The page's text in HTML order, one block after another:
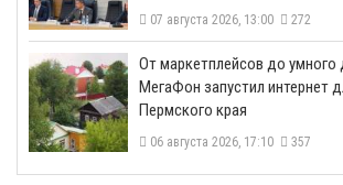
07 августа 2026, 13:00 272
От маркетплейсов до умного
МегаФон запустил интернет
Пермского края
06 августа 2026, 17:10 357